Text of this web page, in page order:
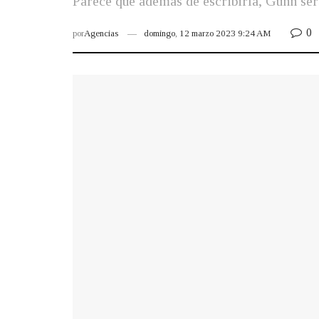
porAgencias domingo, 12 marzo 2023 9:24 AM 0